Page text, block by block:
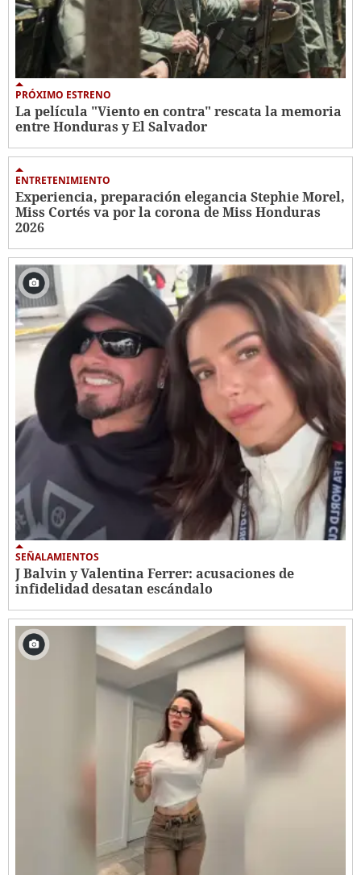
PRÓXIMO ESTRENO
La película "Viento en contra" rescata la memoria
entre Honduras y El Salvador
ENTRETENIMIENTO
Experiencia, preparación elegancia Stephie Morel,
Miss Cortés va por la corona de Miss Honduras
2026
SEÑALAMIENTOS
J Balvin y Valentina Ferrer: acusaciones de
infidelidad desatan escándalo